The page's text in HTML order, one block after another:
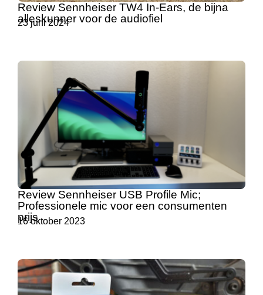
Review Sennheiser TW4 In-Ears, de bijna
alleskunner voor de audiofiel
23 juni 2024
Review Sennheiser USB Profile Mic;
Professionele mic voor een consumenten
prijs
16 oktober 2023